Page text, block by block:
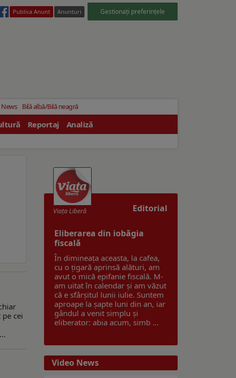
Publica Anunt Anunturi Gestionați preferințele
Bilă albă/Bilă neagră
Reportaj Analiză
cei
Editorial
Viaţa Liberă
Eliberarea din iobăgia
fiscală
În dimineața aceasta, la cafea,
cu o țigară aprinsă alături, am
avut o mică epifanie fiscală. M-
am uitat în calendar și am văzut
că e sfârșitul lunii iulie. Suntem
aproape la șapte luni din an, iar
gândul a venit simplu și
eliberator: abia acum, simb ...
Video News